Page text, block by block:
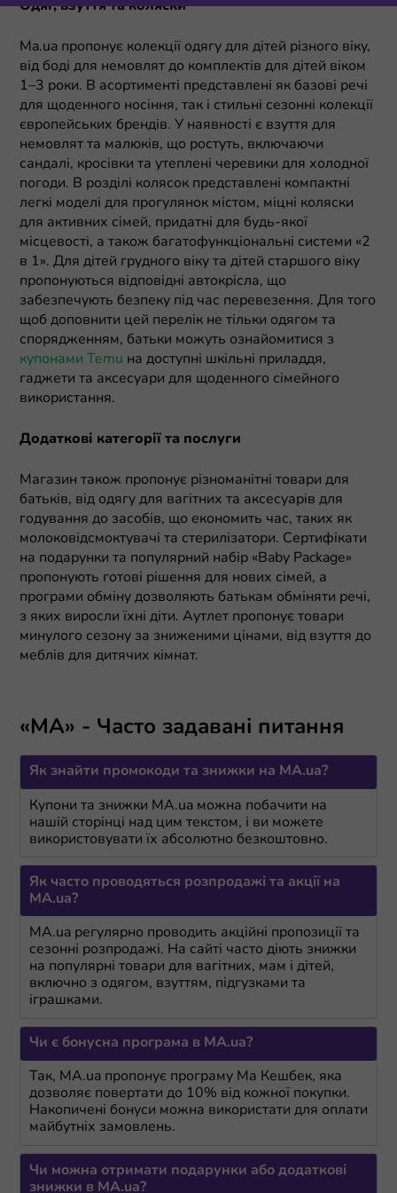
Одяг, взуття та коляски
Ma.ua пропонує колекції одягу для дітей різного віку,
від боді для немовлят до комплектів для дітей віком
1–3 роки. В асортименті представлені як базові речі
для щоденного носіння, так і стильні сезонні колекції
європейських брендів. У наявності є взуття для
немовлят та малюків, що ростуть, включаючи
сандалі, кросівки та утеплені черевики для холодної
погоди. В розділі колясок представлені компактні
легкі моделі для прогулянок містом, міцні коляски
для активних сімей, придатні для будь-якої
місцевості, а також багатофункціональні системи «2
в 1». Для дітей грудного віку та дітей старшого віку
пропонуються відповідні автокрісла, що
забезпечують безпеку під час перевезення. Для того
щоб доповнити цей перелік не тільки одягом та
спорядженням, батьки можуть ознайомитися з
купонами Temu на доступні шкільні приладдя,
гаджети та аксесуари для щоденного сімейного
використання.
Додаткові категорії та послуги
Магазин також пропонує різноманітні товари для
батьків, від одягу для вагітних та аксесуарів для
годування до засобів, що економить час, таких як
молоковідсмоктувачі та стерилізатори. Сертифікати
на подарунки та популярний набір «Baby Package»
пропонують готові рішення для нових сімей, а
програми обміну дозволяють батькам обміняти речі,
з яких виросли їхні діти. Аутлет пропонує товари
минулого сезону за зниженими цінами, від взуття до
меблів для дитячих кімнат.
«МА» - Часто задавані питання
Як знайти промокоди та знижки на MA.ua?
Купони та знижки MA.ua можна побачити на
нашій сторінці над цим текстом, і ви можете
використовувати їх абсолютно безкоштовно.
Як часто проводяться розпродажі та акції на
MA.ua?
MA.ua регулярно проводить акційні пропозиції та
сезонні розпродажі. На сайті часто діють знижки
на популярні товари для вагітних, мам і дітей,
включно з одягом, взуттям, підгузками та
іграшками.
Чи є бонусна програма в MA.ua?
Так, MA.ua пропонує програму Ма Кешбек, яка
дозволяє повертати до 10% від кожної покупки.
Накопичені бонуси можна використати для оплати
майбутніх замовлень.
Чи можна отримати подарунки або додаткові
знижки в MA.ua?